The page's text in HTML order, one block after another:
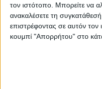
τον ιστότοπο. Μπορείτε να
ανακαλέσετε τη
επιστρέφοντας σε αυτόν τον
κουμπί "Απορρήτου" στο
ευρωπαϊκά σύνορα